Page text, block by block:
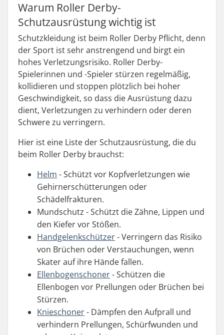
Warum Roller Derby-
Schutzausrüstung wichtig ist
Schutzkleidung ist beim Roller Derby Pflicht, denn
der Sport ist sehr anstrengend und birgt ein
hohes Verletzungsrisiko. Roller Derby-
Spielerinnen und -Spieler stürzen regelmäßig,
kollidieren und stoppen plötzlich bei hoher
Geschwindigkeit, so dass die Ausrüstung dazu
dient, Verletzungen zu verhindern oder deren
Schwere zu verringern.
Hier ist eine Liste der Schutzausrüstung, die du
beim Roller Derby brauchst:
Helm - Schützt vor Kopfverletzungen wie
Gehirnerschütterungen oder
Schädelfrakturen.
Mundschutz - Schützt die Zähne, Lippen und
den Kiefer vor Stößen.
Handgelenkschützer- Verringern das Risiko
von Brüchen oder Verstauchungen, wenn
Skater auf ihre Hände fallen.
Ellenbogenschoner- Schützen die
Ellenbogen vor Prellungen oder Brüchen bei
Stürzen.
Knieschoner- Dämpfen den Aufprall und
verhindern Prellungen, Schürfwunden und